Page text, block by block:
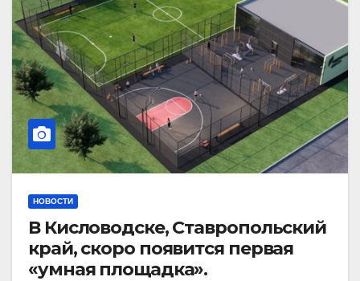
НОВОСТИ
В Кисловодске, Ставропольский
край, скоро появится первая
«умная площадка».